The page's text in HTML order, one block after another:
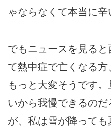
ゃならなくて本当に辛
でもニュースを見る
て熱中症で亡くなる方
もっと大変そうです
いから我慢できるの
が、私は雪が降って